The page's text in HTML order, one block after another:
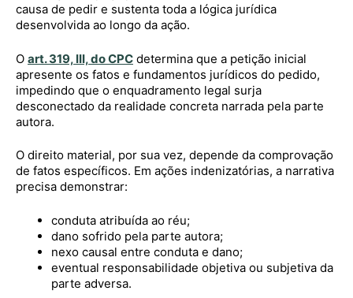
causa de pedir e sustenta toda a lógica jurídica
desenvolvida ao longo da ação.
O art. 319, III, do CPC determina que a petição inicial
apresente os fatos e fundamentos jurídicos do pedido,
impedindo que o enquadramento legal surja
desconectado da realidade concreta narrada pela parte
autora.
O direito material, por sua vez, depende da comprovação
de fatos específicos. Em ações indenizatórias, a narrativa
precisa demonstrar:
conduta atribuída ao réu;
dano sofrido pela parte autora;
nexo causal entre conduta e dano;
eventual responsabilidade objetiva ou subjetiva da
parte adversa.